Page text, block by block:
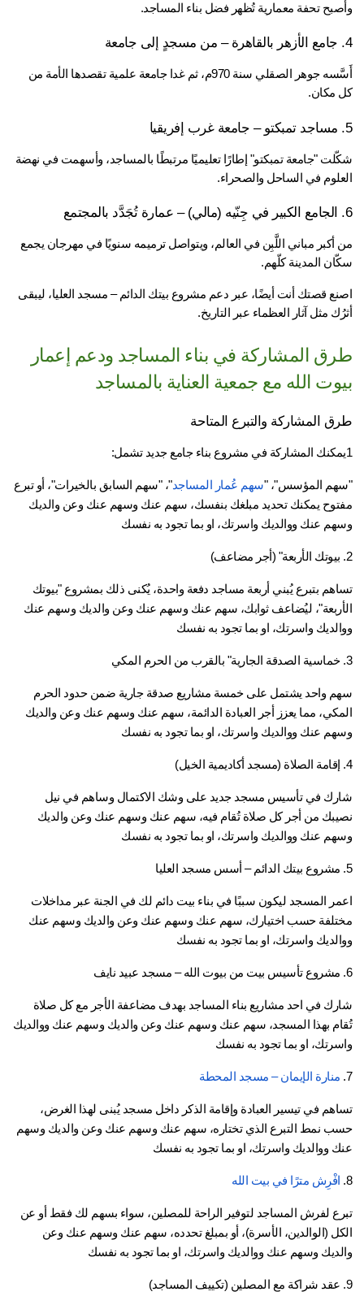
تحفة معمارية تُظهر فضل بناء المساجد.
أَسَّسه جوهر الصقلي سنة 970م، ثم غدا جامعة علمية تقصدها الأمة من
مكان.
شكّلت "جامعة تمبكتو" إطارًا تعليميًا مرتبطًا بالمساجد، وأسهمت في نهضة
في الساحل والصحراء.
من أكبر مباني اللَّبِن في العالم، ويتواصل ترميمه سنويًا في مهرجان يجمع
المدينة كلّهم.
اصنع قصتك أنت أيضًا، عبر دعم مشروع بيتك الدائم – مسجد العليا، ليبقى
مثل آثار العظماء عبر التاريخ.
طرق المشاركة في بناء المساجد ودعم إعمار
الله مع جمعية العناية بالمساجد
المشاركة والتبرع المتاحة
المؤسس"، "سهم عُمار المساجد
"، "سهم السابق بالخيرات"، أو تبرع
مفتوح يمكنك تحديد مبلغك بنفسك، سهم عنك وسهم عنك وعن والديك
عنك ووالديك واسرتك، او بما تجود به نفسك
تساهم بتبرع يُبني أربعة مساجد دفعة واحدة، يُكنى ذلك بمشروع "بيوتك
الأربعة"، ليُضاعف ثوابك، سهم عنك وسهم عنك وعن والديك وسهم عنك
واسرتك، او بما تجود به نفسك
سهم واحد يشتمل على خمسة مشاريع صدقة جارية ضمن حدود الحرم
المكي، مما يعزز أجر العبادة الدائمة، سهم عنك وسهم عنك وعن والديك
عنك ووالديك واسرتك، او بما تجود به نفسك
شارك في تأسيس مسجد جديد على وشك الاكتمال وساهم في نيل
نصيبك من أجر كل صلاة تُقام فيه، سهم عنك وسهم عنك وعن والديك
عنك ووالديك واسرتك، او بما تجود به نفسك
اعمر المسجد ليكون سببًا في بناء بيت دائم لك في الجنة عبر مداخلات
مختلفة حسب اختيارك، سهم عنك وسهم عنك وعن والديك وسهم عنك
واسرتك، او بما تجود به نفسك
شارك في احد مشاريع بناء المساجد بهدف مضاعفة الأجر مع كل صلاة
تُقام بهذا المسجد، سهم عنك وسهم عنك وعن والديك وسهم عنك ووالديك
او بما تجود به نفسك
منارة الإيمان – مسجد المحطة
تساهم في تيسير العبادة وإقامة الذكر داخل مسجد يُبنى لهذا الغرض،
حسب نمط التبرع الذي تختاره، سهم عنك وسهم عنك وعن والديك وسهم
ووالديك واسرتك، او بما تجود به نفسك
افْرِش مترًا في بيت الله
تبرع لفرش المساجد لتوفير الراحة للمصلين، سواء بسهم لك فقط أو عن
الكل (الوالدين، الأسرة)، أو بمبلغ تحدده، سهم عنك وسهم عنك وعن
وسهم عنك ووالديك واسرتك، او بما تجود به نفسك